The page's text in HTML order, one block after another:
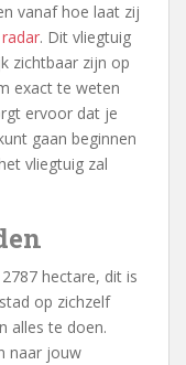
vanaf hoe laat zij
radar. Dit vliegtuig
zichtbaar zijn op
exact te weten
ervoor dat je
gaan beginnen
vliegtuig zal
hectare, dit is
op zichzelf
alles te doen.
naar jouw